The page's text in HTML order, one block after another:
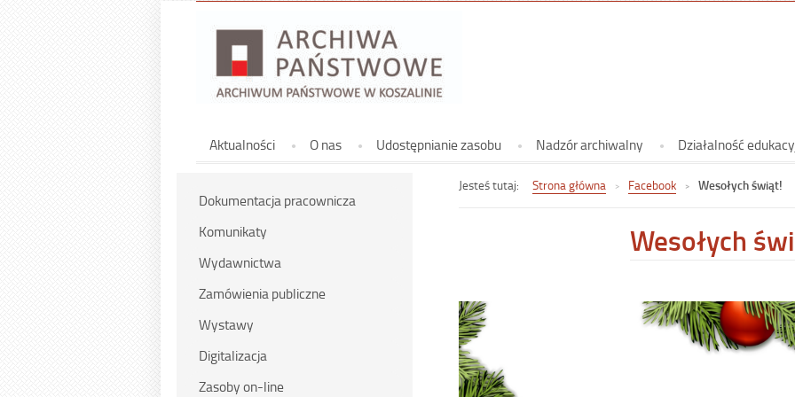
Górne
Aktualności O nas Udostępnianie zasobu Nadzór archiwalny Działalność
Dokumentacja pracownicza
Komunikaty
Wydawnictwa
Zamówienia publiczne
Wystawy
Digitalizacja
Zasoby on-line
Jesteś tutaj: Strona główna Facebook Wesołych świąt!
Wesołych